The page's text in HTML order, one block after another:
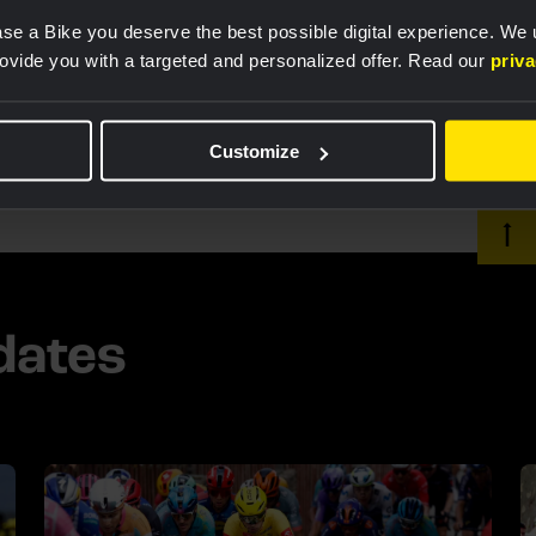
a Bike you deserve the best possible digital experience.
you with a targeted and personalized offer. Read our
Customize
willen we morgen wel beter doen. Dit soort zaken
mannen als Timo Roosen en Mike Teunissen.”